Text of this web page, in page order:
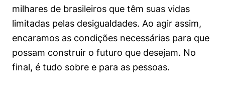
milhares de brasileiros que têm suas vidas
limitadas pelas desigualdades. Ao agir assim,
encaramos as condições necessárias para que
possam construir o futuro que desejam. No
final, é tudo sobre e para as pessoas.